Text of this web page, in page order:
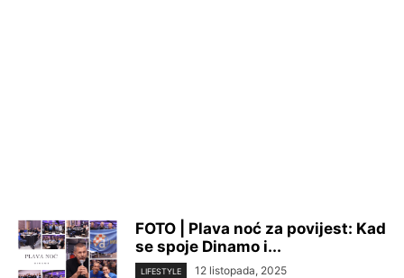
FOTO | Plava noć za povijest: Kad
se spoje Dinamo i...
LIFESTYLE 12 listopada, 2025